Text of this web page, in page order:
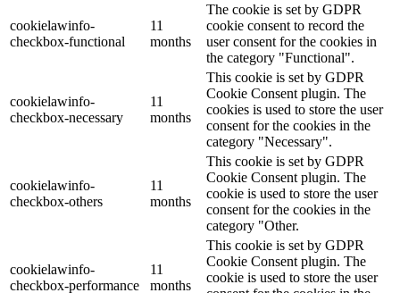
cookielawinfo-
checkbox-functional
11
months
The cookie is set by GDPR
cookie consent to record the
user consent for the cookies in
the category "Functional".
cookielawinfo-
checkbox-necessary
11
months
This cookie is set by GDPR
Cookie Consent plugin. The
cookies is used to store the user
consent for the cookies in the
category "Necessary".
cookielawinfo-
checkbox-others
11
months
This cookie is set by GDPR
Cookie Consent plugin. The
cookie is used to store the user
consent for the cookies in the
category "Other.
cookielawinfo-
checkbox-performance
11
months
This cookie is set by GDPR
Cookie Consent plugin. The
cookie is used to store the user